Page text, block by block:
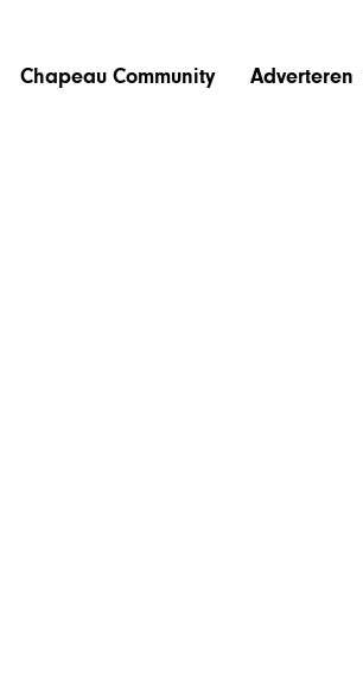
Chapeau Community Adverteren